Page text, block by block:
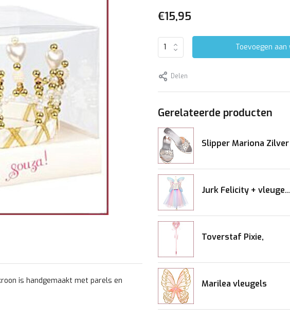
is handgemaakt met parels en
€15,95
Toevoegen aan
Delen
Gerelateerde producten
Slipper Mariona Zilver
Jurk Felicity + vleuge...
Toverstaf Pixie,
Marilea vleugels